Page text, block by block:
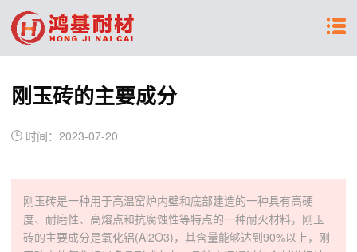
刚玉砖的主要成分
时间：2023-07-20
刚玉砖是一种用于高温窑炉内壁和底部建造的一种具有高硬
度、耐磨性、高熔点和抗腐蚀性等特点的一种耐火材料，刚玉
砖的主要成分是氧化铝(Al2O3)，其含量能够达到90%以上，刚